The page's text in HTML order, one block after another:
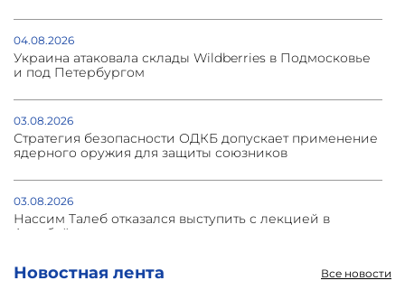
Новостная лента Все новости
04.08.2026
Украина атаковала склады Wildberries в Подмосковье
и под Петербургом
03.08.2026
Стратегия безопасности ОДКБ допускает применение
ядерного оружия для защиты союзников
03.08.2026
Нассим Талеб отказался выступить с лекцией в
Азербайджане
31.07.2026